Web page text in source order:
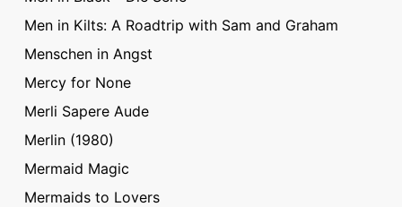
Men in Kilts: A Roadtrip with Sam and Graham
Menschen in Angst
Mercy for None
Merli Sapere Aude
Merlin (1980)
Mermaid Magic
Mermaids to Lovers